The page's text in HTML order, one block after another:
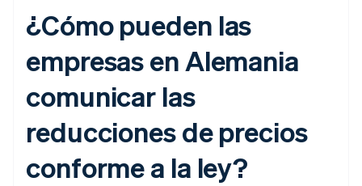
¿Cómo pueden las
empresas en Alemania
comunicar las
reducciones de precios
conforme a la ley?